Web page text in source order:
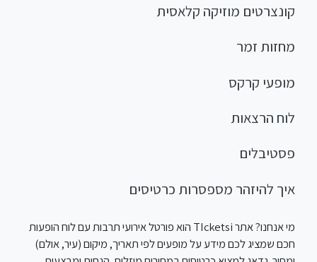
קונצרטים מוזיקה קלאסית
מחזות זמר
מופעי קרקס
לוח הרצאות
פסטיבלים
איך להיזהר מספסרות כרטיסים
מי אנחנו? אתר TIcketsi הוא פורטל אירועי תרבות עם לוח הופעות
חכם שמציג לכם מידע על מופעים לפי תאריך, מיקום (עיר, אולם)